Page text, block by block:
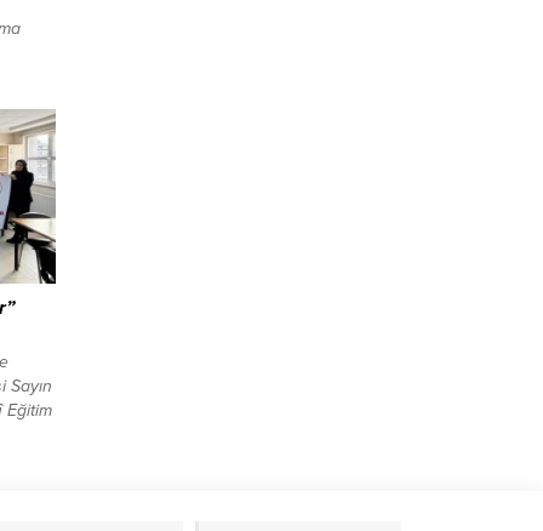
Sayın
Eğitim